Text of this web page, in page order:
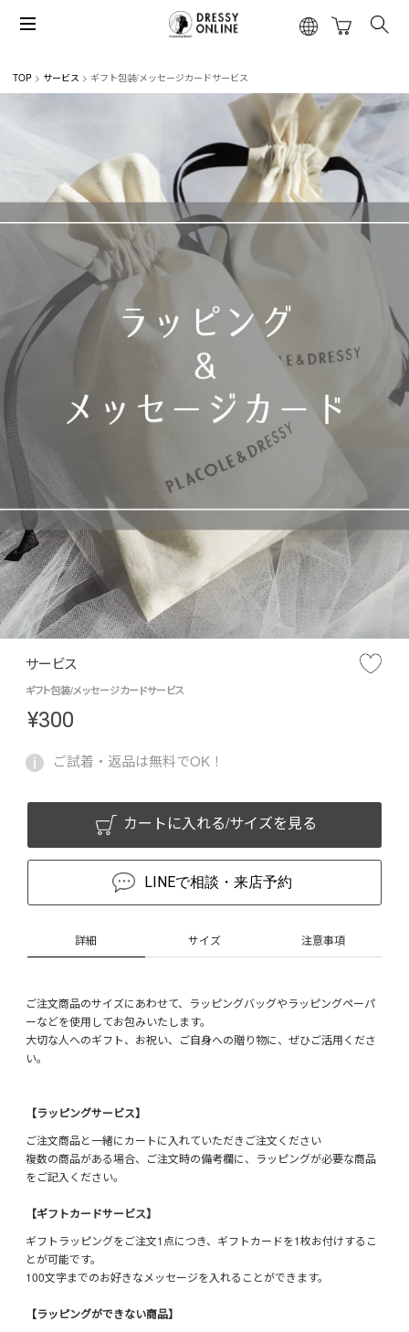
TOP サービス ギフト包装/メッセージカードサービス
サービス
ギフト包装/メッセージカードサービス
¥300
ご試着・返品は無料でOK！
カートに入れる/サイズを見る
LINEで相談・来店予約
詳細 サイズ 注意事項
ご注文商品のサイズにあわせて、ラッピングバッグやラッピングペーパ
ーなどを使用してお包みいたします。
大切な人へのギフト、お祝い、ご自身への贈り物に、ぜひご活用くださ
い。
【ラッピングサービス】
ご注文商品と一緒にカートに入れていただきご注文ください
複数の商品がある場合、ご注文時の備考欄に、ラッピングが必要な商品
をご記入ください。
【ギフトカードサービス】
ギフトラッピングをご注文1点につき、ギフトカードを1枚お付けするこ
とが可能です。
100文字までのお好きなメッセージを入れることができます。
【ラッピングができない商品】